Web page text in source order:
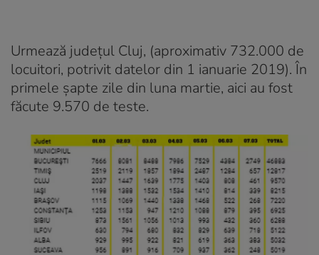
Urmează județul Cluj, (aproximativ 732.000 de
locuitori, potrivit datelor din 1 ianuarie 2019). În
primele șapte zile din luna martie, aici au fost
făcute 9.570 de teste.